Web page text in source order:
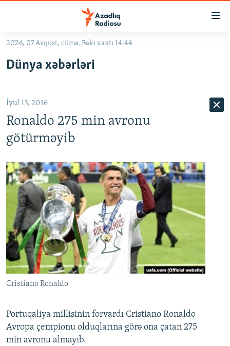
Əsas
qayıt
qayıt
Axtarışa
#İZAHLA
#ƏSLINDƏ
QANUNI DOĞRU
ARAŞDIRMA
MULTIMEDIA
VIDEO
FOTOQALEREYA
İNFOQRAFIKA
KARIKATURA
RADIO ARXIV
OXU ZALI
AZƏRBAYCAN ƏDƏBIYYATI KITABXANASI
İSLAM VƏ DEMOKRATIYA
HAQQIMIZDA
MISSIYAMIZ
PEŞƏ ETIKASI VƏ JURNALISTIKA STANDARTLARIMIZ
BIZIMLƏ ƏLAQƏ
XƏBƏR BÜLLETENLƏRIMIZ
BIZI IZLƏ
2026, 07 Avqust, cümə, Bakı vaxtı 14:44
Dünya xəbərləri
İyul 13, 2016
Ronaldo 275 min avronu
götürməyib
Cristiano Ronaldo
Portuqaliya millisinin forvardı Cristiano Ronaldo
Avropa çempionu olduqlarına görə ona çatan 275
min avronu almayıb.